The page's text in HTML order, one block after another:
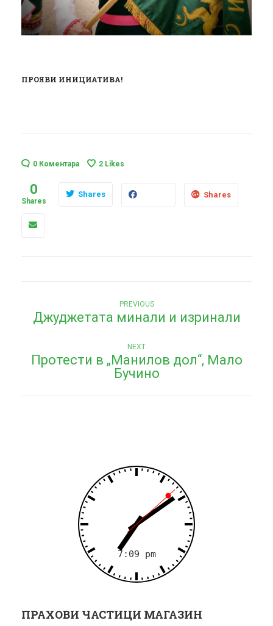
ПРОЯВИ ИНИЦИАТИВА!
0 Коментара 2 Likes
0
Shares
Shares Shares
PREVIOUSPrevious
post:
Джуджетата минали и изринали
NEXTNext
post:
Протести в „Манилов дол“, Мало
Бучино
ПРАХОВИ ЧАСТИЦИ МАГАЗИН